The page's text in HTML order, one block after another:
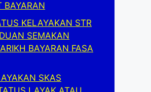
BAYARAN
KELAYAKAN STR
SEMAKAN
BAYARAN FASA
SKAS